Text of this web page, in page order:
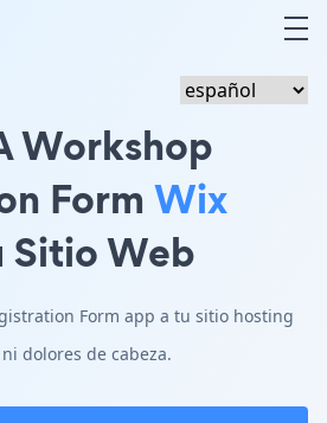
Workshop
Form Wix
Sitio Web
Form app a tu sitio hosting
dolores de cabeza.